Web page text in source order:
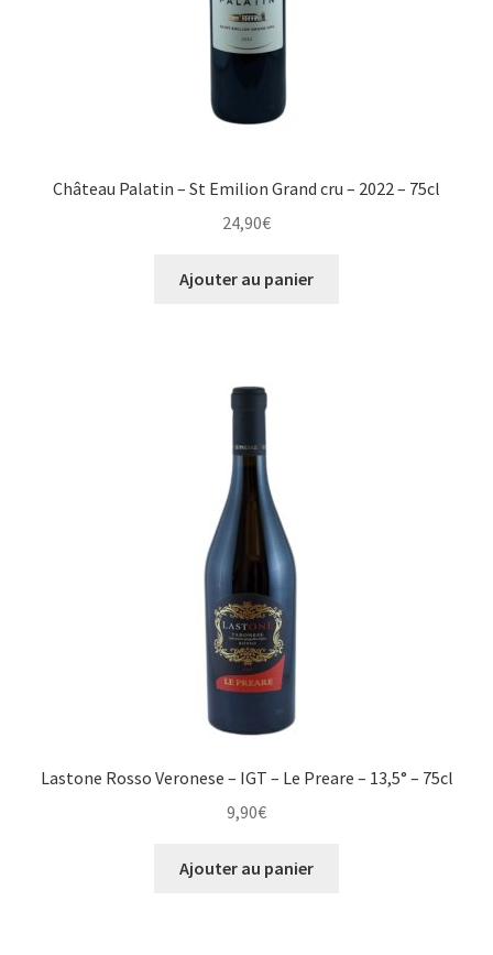
Château Palatin – St Emilion Grand cru – 2022 – 75cl
24,90€
Ajouter au panier
Lastone Rosso Veronese – IGT – Le Preare – 13,5° – 75cl
9,90€
Ajouter au panier